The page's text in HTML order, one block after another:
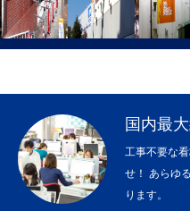
ステンレス切文字
カルプ文字製作
屋上広告塔
国内最
工事不要な
せ！ あらゆ
ります。